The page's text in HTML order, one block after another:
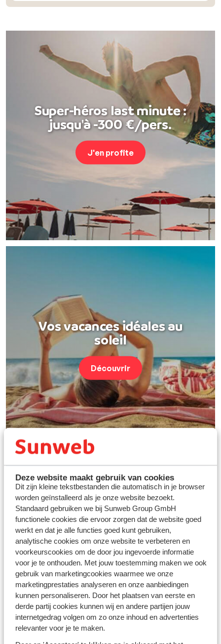
Deze website maakt gebruik van cookies
Dit zijn kleine tekstbestanden die automatisch in je browser
worden geïnstalleerd als je onze website bezoekt.
Standaard gebruiken we bij Sunweb Group GmbH
functionele cookies die ervoor zorgen dat de website goed
werkt en dat je alle functies goed kunt gebruiken,
analytische cookies om onze website te verbeteren en
voorkeurscookies om de door jou ingevoerde informatie
voor je te onthouden. Met jouw toestemming maken we ook
gebruik van marketingcookies waarmee we onze
marketingprestaties analyseren en onze aanbiedingen
kunnen personaliseren. Door het plaatsen van eerste en
derde partij cookies kunnen wij en andere partijen jouw
internetgedrag volgen om zo onze inhoud en advertenties
relevanter voor je te maken.
Super-héros last minute :
jusqu'à -300 €/pers.
J'en profite
Vos vacances idéales au
soleil
Découvrir
Vos vacances idéales au
ski
Découvrir